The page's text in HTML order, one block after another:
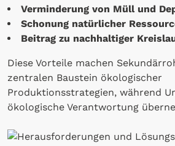
Verminderung von Müll und
Schonung natürlicher
Beitrag zu nachhaltiger
Diese Vorteile machen
zentralen Baustein ökologischer
Produktionsstrategien, während
ökologische Verantwortung